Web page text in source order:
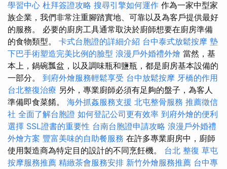
學習中心 杜拜簽證攻略 搜尋引擎如何運作 作為一家中型家
族企業，我們非常注重腳踏實地、可靠以及為客戶提供最好
的服務。 必要的廚房工具通常取決於廚師想要在廚房準備
的食物類型。 卡式台胞證的詳細介紹 台中泰式放鬆按摩 墊
下巴手術塑造完美比例的臉型 浪漫戶外婚禮外燴 當然，基
本上，鍋碗瓢盆，以及調味瓶和鹽瓶，都是廚房基本設備的
一部分。 到府外燴服務輕鬆享受 台中放鬆按摩 牙橋的作用
台北整復治療 另外，專業廚師必須有足夠的盤子，為客人
準備即食菜餚。 海外抓姦服務支援 北屯整骨服務 推薦徵信
社 全面了解台胞證 如何登記公司更有效率 到府外燴的便利
選擇 SSL證書的重要性 台南台胞證申請攻略 浪漫戶外婚禮
外燴方案 豐富美味的自助餐服務 在許多專業廚房中，廚師
使用製造商為特定目的設計的不同烹飪機。 台北 整復 草屯
按摩服務推薦 精緻茶會服務安排 新竹外燴服務推薦 台中專